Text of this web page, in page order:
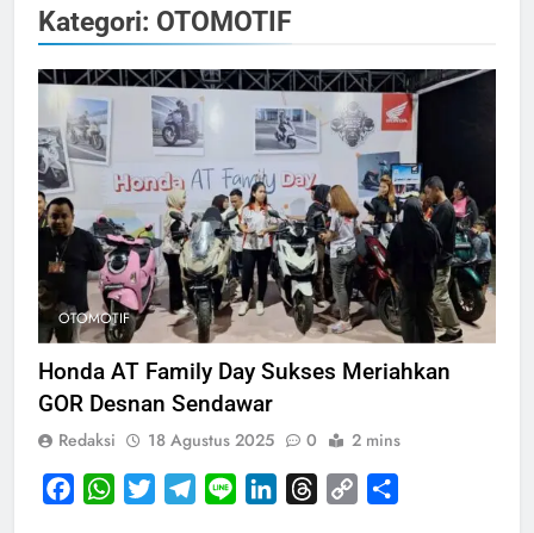
Kategori: OTOMOTIF
OTOMOTIF
Honda AT Family Day Sukses Meriahkan
GOR Desnan Sendawar
Redaksi 18 Agustus 2025 0 2 mins
FacebookWhatsApp
TwitterTelegram
Line LinkedInThreads
Copy